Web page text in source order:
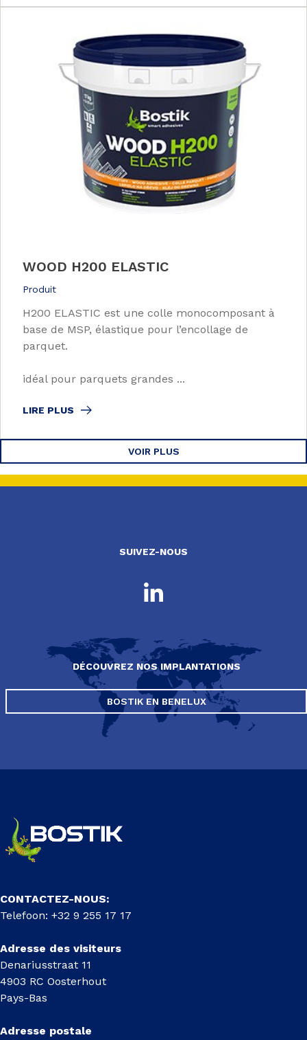
WOOD H200 ELASTIC
Produit
H200 ELASTIC est une colle monocomposant à
base de MSP, élastique pour l’encollage de
parquet.
idéal pour parquets grandes ...
LIRE PLUS
VOIR PLUS
SUIVEZ-NOUS
DÉCOUVREZ NOS IMPLANTATIONS
BOSTIK EN BENELUX
CONTACTEZ-NOUS:
Telefoon: +32 9 255 17 17
Adresse des visiteurs
Denariusstraat 11
4903 RC Oosterhout
Pays-Bas
Adresse postale